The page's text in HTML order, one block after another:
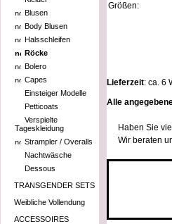
Blusen
Body Blusen
Halsschleifen
Röcke
Bolero
Capes
Einsteiger Modelle
Petticoats
Verspielte
Tageskleidung
Strampler / Overalls
Nachtwäsche
Dessous
TRANSGENDER SETS
Weibliche Vollendung
ACCESSOIRES
Größen:
Lieferzeit: ca. 6
Alle
Haben Sie
Wir beraten